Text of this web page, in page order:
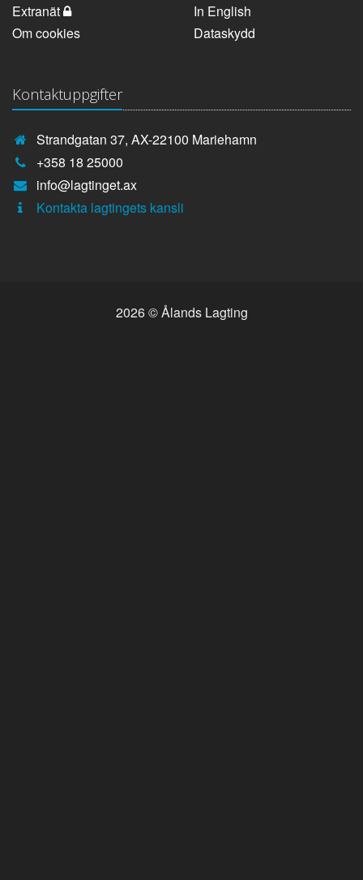
Extranät
In English
Om cookies
Dataskydd
Kontaktuppgifter
Strandgatan 37, AX-22100 Mariehamn
Telefonnummer:
+358 18 25000
E-
post:
info@lagtinget.ax
Fler:
Kontakta lagtingets kansli
2026 © Ålands Lagting